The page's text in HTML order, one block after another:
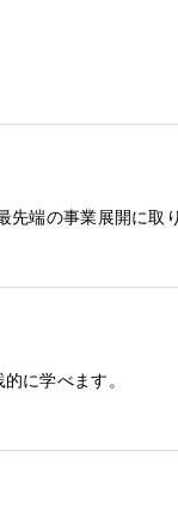
端の事業展開に取
に学べます。